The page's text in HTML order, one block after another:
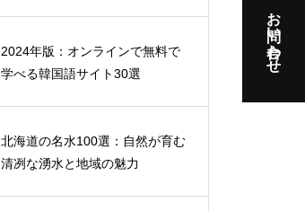
2024年版：オンラインで無料で
学べる韓国語サイト30選
北海道の名水100選：自然が育む
清冽な湧水と地域の魅力
お問い合わせ